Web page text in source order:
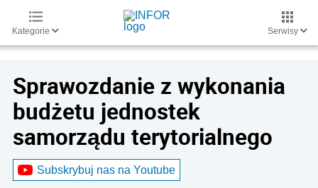
Kategorie Serwisy
Sprawozdanie z wykonania
budżetu jednostek
samorządu terytorialnego
Subskrybuj nas na Youtube